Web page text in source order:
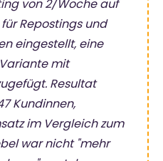
von 2/Woche auf
Repostings und
eingestellt, eine
mit
Resultat
Kundinnen,
im Vergleich zum
war nicht "mehr